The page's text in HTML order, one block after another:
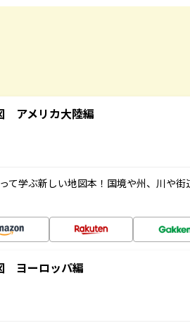
アメリカ大陸編
て学ぶ新しい地図本！国境や州、川や
ヨーロッパ編